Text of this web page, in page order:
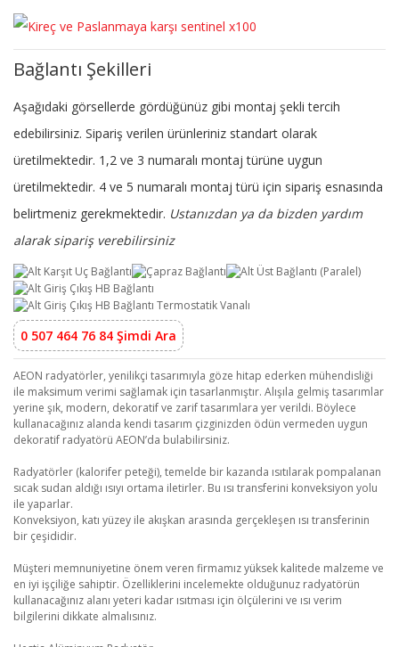
Bağlantı Şekilleri
Aşağıdaki görsellerde gördüğünüz gibi montaj şekli tercih
edebilirsiniz. Sipariş verilen ürünleriniz standart olarak
üretilmektedir. 1,2 ve 3 numaralı montaj türüne uygun
üretilmektedir. 4 ve 5 numaralı montaj türü için sipariş esnasında
belirtmeniz gerekmektedir. Ustanızdan ya da bizden yardım
alarak sipariş verebilirsiniz
0 507 464 76 84 Şimdi Ara
AEON radyatörler, yenilikçi tasarımıyla göze hitap ederken mühendisliği
ile maksimum verimi sağlamak için tasarlanmıştır. Alışıla gelmiş tasarımlar
yerine şık, modern, dekoratif ve zarif tasarımlara yer verildi. Böylece
kullanacağınız alanda kendi tasarım çizginizden ödün vermeden uygun
dekoratif radyatörü AEON’da bulabilirsiniz.
Radyatörler (kalorifer peteği), temelde bir kazanda ısıtılarak pompalanan
sıcak sudan aldığı ısıyı ortama iletirler. Bu ısı transferini konveksiyon yolu
ile yaparlar.
Konveksiyon, katı yüzey ile akışkan arasında gerçekleşen ısı transferinin
bir çeşididir.
Müşteri memnuniyetine önem veren firmamız yüksek kalitede malzeme ve
en iyi işçiliğe sahiptir. Özelliklerini incelemekte olduğunuz radyatörün
kullanacağınız alanı yeteri kadar ısıtması için ölçülerini ve ısı verim
bilgilerini dikkate almalısınız.